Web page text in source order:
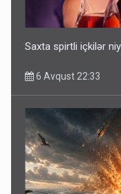
Saxta spirtli içkilər
6 Avqust 22:33